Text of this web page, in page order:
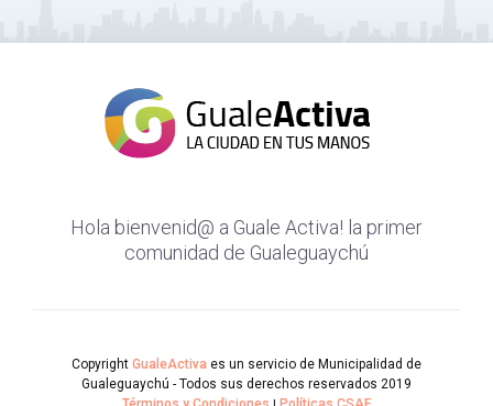
Hola bienvenid@ a Guale Activa! la primer
comunidad de Gualeguaychú
Copyright GualeActiva es un servicio de Municipalidad de
Gualeguaychú - Todos sus derechos reservados 2019